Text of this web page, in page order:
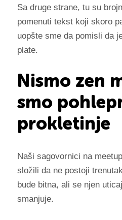
Sa druge strane, tu su
pomenuti tekst koji skoro
uopšte sme da pomisli da
plate.
Nismo zen
smo
prokletinje
Naši sagovornici na
složili da ne postoji
bude bitna, ali se njen
smanjuje.